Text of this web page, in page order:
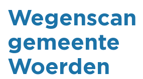
Wegenscan
gemeente
Woerden